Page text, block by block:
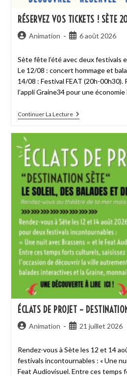
RÉSERVEZ VOS TICKETS ! SÈTE
Animation 6 août 2026
Sète fête l’été avec deux festivals
Le 12/08 : concert hommage et
14/08 : Festival FEAT (20h-00h30).
l’appli Graine34 pour une
Continuer La Lecture
ÉCLATS DE PROJET –
Animation 21 juillet 2026
Rendez-vous à Sète les 12 et 14
festivals incontournables : « Une
Feat Audiovisuel. Entre ces temps